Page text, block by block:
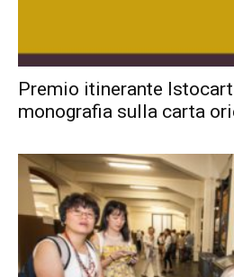
Premio itinerante
monografia sulla carta